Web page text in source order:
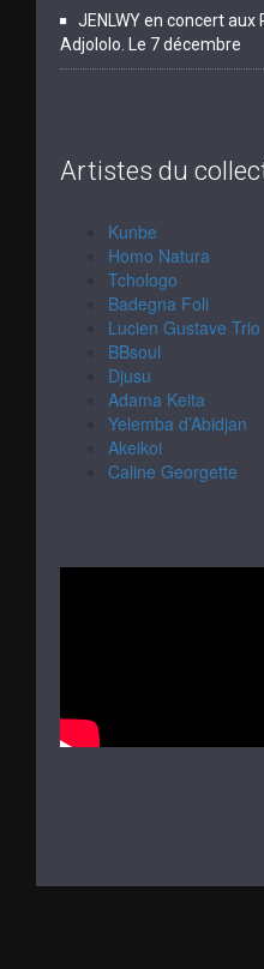
JENLWY en concert aux
Adjololo. Le 7 décembre
Artistes du
Kunbe
Homo Natura
Tchologo
Badegna Foli
Lucien Gustave Trio
BBsoul
Djusu
Adama Keita
Yelemba d’Abidjan
Akeikoi
Caline Georgette